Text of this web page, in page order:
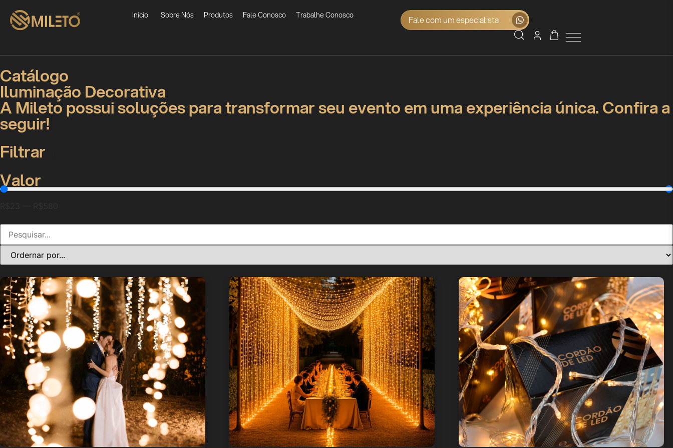
Início Sobre Nós Produtos Fale Conosco Trabalhe Conosco Fale com um especialista
Catálogo
Iluminação Decorativa
A Mileto possui soluções para transformar seu evento em uma experiência única. Confira a
seguir!
Filtrar
Valor